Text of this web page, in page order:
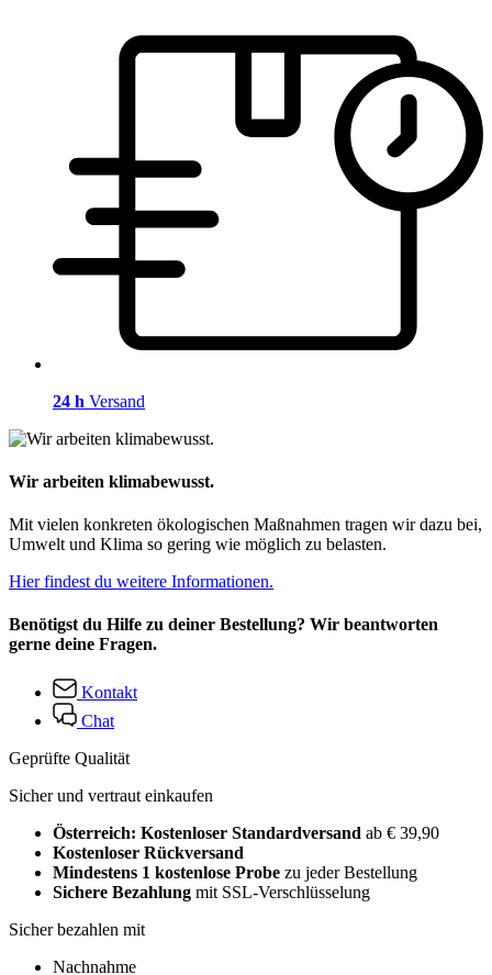
24 h Versand
Wir arbeiten klimabewusst.
Mit vielen konkreten ökologischen Maßnahmen tragen wir dazu bei,
Umwelt und Klima so gering wie möglich zu belasten.
Hier findest du weitere Informationen.
Benötigst du Hilfe zu deiner Bestellung? Wir beantworten
gerne deine Fragen.
Kontakt
Chat
Geprüfte Qualität
Sicher und vertraut einkaufen
Österreich: Kostenloser Standardversand ab € 39,90
Kostenloser Rückversand
Mindestens 1 kostenlose Probe zu jeder Bestellung
Sichere Bezahlung mit SSL-Verschlüsselung
Sicher bezahlen mit
Nachnahme